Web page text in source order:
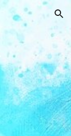
Skip to navigation